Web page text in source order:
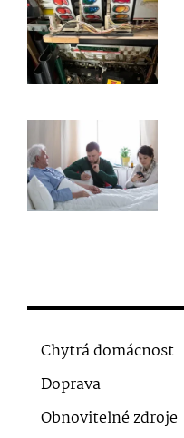
Chytrá domácnost
Doprava
Obnovitelné zdroje